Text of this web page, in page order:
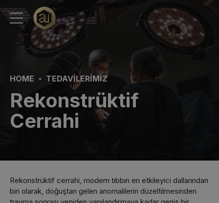
HOME TEDAVILERIMIZ
Rekonstrüktif
Cerrahi
Rekonstrüktif cerrahi, modern tıbbın en etkileyici dallarından
biri olarak, doğuştan gelen anomalilerin düzeltilmesinden